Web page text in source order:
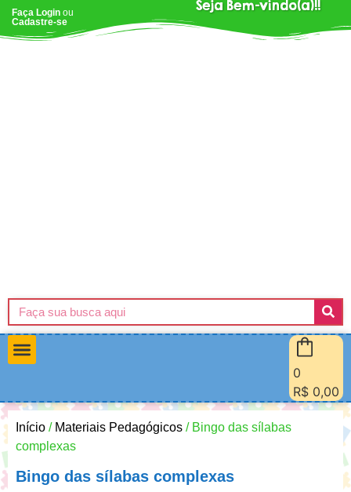
Faça Login ou
Cadastre-se
Seja Bem-vindo(a)!!
0
R$ 0,00
Início / Materiais Pedagógicos / Bingo das sílabas
complexas
Bingo das sílabas complexas